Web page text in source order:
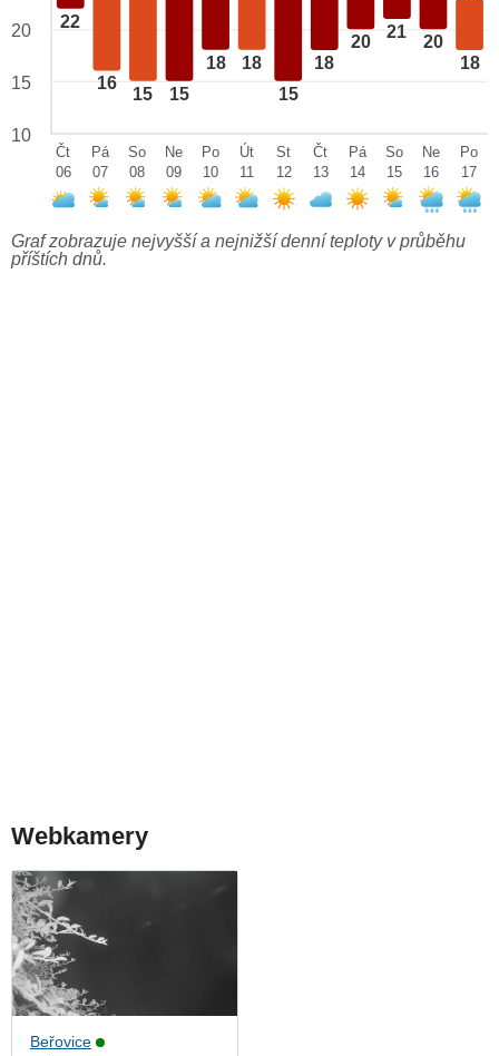
22
16
15 15
18 18
15
18
20
21
20
18
20
15
10
Čt
06
Pá
07
So
08
Ne
09
Po
10
Út
11
St
12
Čt
13
Pá
14
So
15
Ne
16
Po
17
Graf zobrazuje nejvyšší a nejnižší denní teploty v průběhu
příštích dnů.
Webkamery
Beřovice